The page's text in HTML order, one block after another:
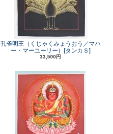
孔雀明王（くじゃくみょうおう／マハ
ー・マーユーリー）[タンカＳ]
33,500円